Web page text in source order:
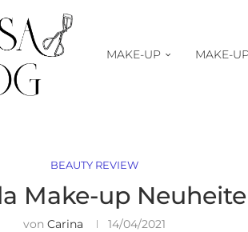
MAKE-UP MAKE-
BEAUTY REVIEW
Make-up
vonCarina 14/04/2021